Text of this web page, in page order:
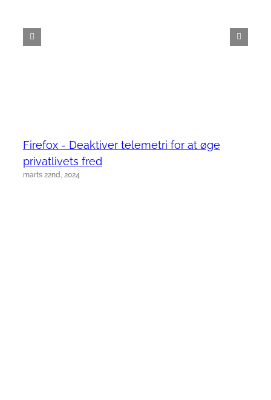
Firefox - Deaktiver telemetri for at øge
privatlivets fred
marts 22nd, 2024